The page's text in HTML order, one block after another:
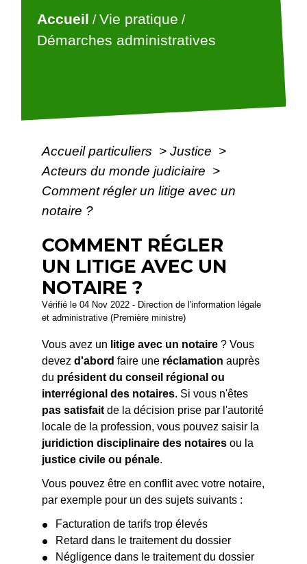
Accueil /Vie pratique /
Démarches administratives
Accueil particuliers > Justice >
Acteurs du monde judiciaire >
Comment régler un litige avec un
notaire ?
COMMENT RÉGLER
UN LITIGE AVEC UN
NOTAIRE ?
Vérifié le 04 Nov 2022 - Direction de l'information légale
et administrative (Première ministre)
Vous avez un litige avec un notaire ? Vous
devezd'abord faire une réclamation auprès
du président du conseil régional ou
interrégional des notaires. Si vous n'êtes
pas satisfait de la décision prise par l'autorité
locale de la profession, vous pouvez saisir la
juridiction disciplinaire des notaires ou la
justice civile ou pénale.
Vous pouvez être en conflit avec votre notaire,
par exemple pour un des sujets suivants :
Facturation de tarifs trop élevés
Retard dans le traitement du dossier
Négligence dans le traitement du dossier